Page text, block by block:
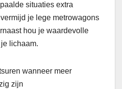
situaties extra
je lege metrowagons
hou je waardevolle
lichaam.
wanneer meer
zijn